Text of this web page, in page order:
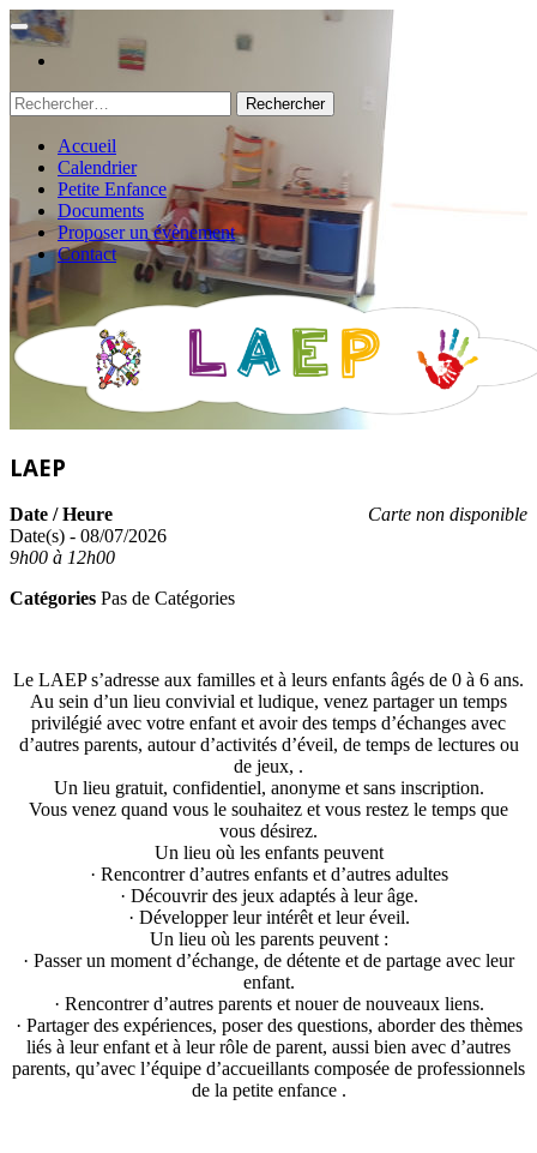
Rechercher :
Accueil
Calendrier
Petite Enfance
Documents
Proposer un évènement
Contact
LAEP
Carte non disponible
Date / Heure
Date(s) - 08/07/2026
9h00 à 12h00
Catégories Pas de Catégories
Le LAEP s’adresse aux familles et à leurs enfants âgés de 0 à 6 ans.
Au sein d’un lieu convivial et ludique, venez partager un temps
privilégié avec votre enfant et avoir des temps d’échanges avec
d’autres parents, autour d’activités d’éveil, de temps de lectures ou
de jeux, .
Un lieu gratuit, confidentiel, anonyme et sans inscription.
Vous venez quand vous le souhaitez et vous restez le temps que
vous désirez.
Un lieu où les enfants peuvent
· Rencontrer d’autres enfants et d’autres adultes
· Découvrir des jeux adaptés à leur âge.
· Développer leur intérêt et leur éveil.
Un lieu où les parents peuvent :
· Passer un moment d’échange, de détente et de partage avec leur
enfant.
· Rencontrer d’autres parents et nouer de nouveaux liens.
· Partager des expériences, poser des questions, aborder des thèmes
liés à leur enfant et à leur rôle de parent, aussi bien avec d’autres
parents, qu’avec l’équipe d’accueillants composée de professionnels
de la petite enfance .